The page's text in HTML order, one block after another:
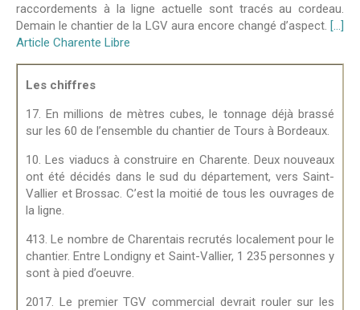
raccordements à la ligne actuelle sont tracés au cordeau.
Demain le chantier de la LGV aura encore changé d’aspect. […]
Article Charente Libre
Les chiffres
17. En millions de mètres cubes, le tonnage déjà brassé
sur les 60 de l’ensemble du chantier de Tours à Bordeaux.
10. Les viaducs à construire en Charente. Deux nouveaux
ont été décidés dans le sud du département, vers Saint-
Vallier et Brossac. C’est la moitié de tous les ouvrages de
la ligne.
413. Le nombre de Charentais recrutés localement pour le
chantier. Entre Londigny et Saint-Vallier, 1 235 personnes y
sont à pied d’oeuvre.
2017. Le premier TGV commercial devrait rouler sur les